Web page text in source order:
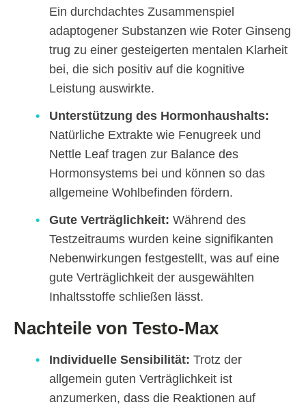
Ein durchdachtes Zusammenspiel
adaptogener Substanzen wie Roter Ginseng
trug zu einer gesteigerten mentalen Klarheit
bei, die sich positiv auf die kognitive
Leistung auswirkte.
Unterstützung des Hormonhaushalts:
Natürliche Extrakte wie Fenugreek und
Nettle Leaf tragen zur Balance des
Hormonsystems bei und können so das
allgemeine Wohlbefinden fördern.
Gute Verträglichkeit: Während des
Testzeitraums wurden keine signifikanten
Nebenwirkungen festgestellt, was auf eine
gute Verträglichkeit der ausgewählten
Inhaltsstoffe schließen lässt.
Nachteile von Testo-Max
Individuelle Sensibilität: Trotz der
allgemein guten Verträglichkeit ist
anzumerken, dass die Reaktionen auf